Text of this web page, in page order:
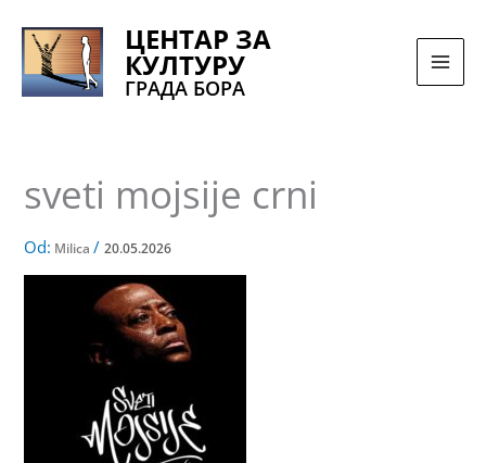
sadržaj
ЦЕНТАР ЗА
КУЛТУРУ
ГРАДА БОРА
sveti mojsije crni
Od: Milica/20.05.2026